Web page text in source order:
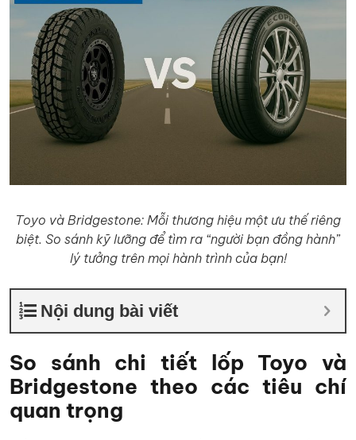
Toyo và Bridgestone: Mỗi thương hiệu một ưu thế riêng
biệt. So sánh kỹ lưỡng để tìm ra “người bạn đồng hành”
lý tưởng trên mọi hành trình của bạn!
Nội dung bài viết
So sánh chi tiết lốp Toyo và
Bridgestone theo các tiêu chí
quan trọng